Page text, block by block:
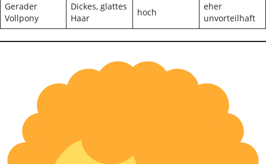
Gerader
Vollpony
Dickes, glattes
Haar
hoch
eher
unvorteilhaft